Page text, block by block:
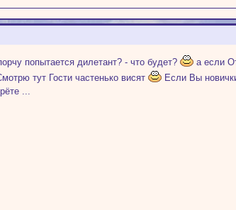
попытается дилетант? - что будет?
а если
тут Гости частенько висят
Если Вы
...